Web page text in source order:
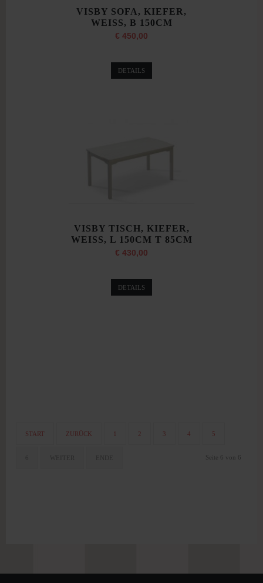
VISBY SOFA, KIEFER,
WEISS, B 150CM
€ 450,00
DETAILS
VISBY TISCH, KIEFER,
WEISS, L 150CM T 85CM
€ 430,00
DETAILS
START ZURÜCK 1 2 3 4 5
WEITER Seite 6 von 6